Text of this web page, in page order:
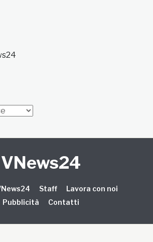
VNews24
Staff
Lavora con noi
Pubblicità
Contatti